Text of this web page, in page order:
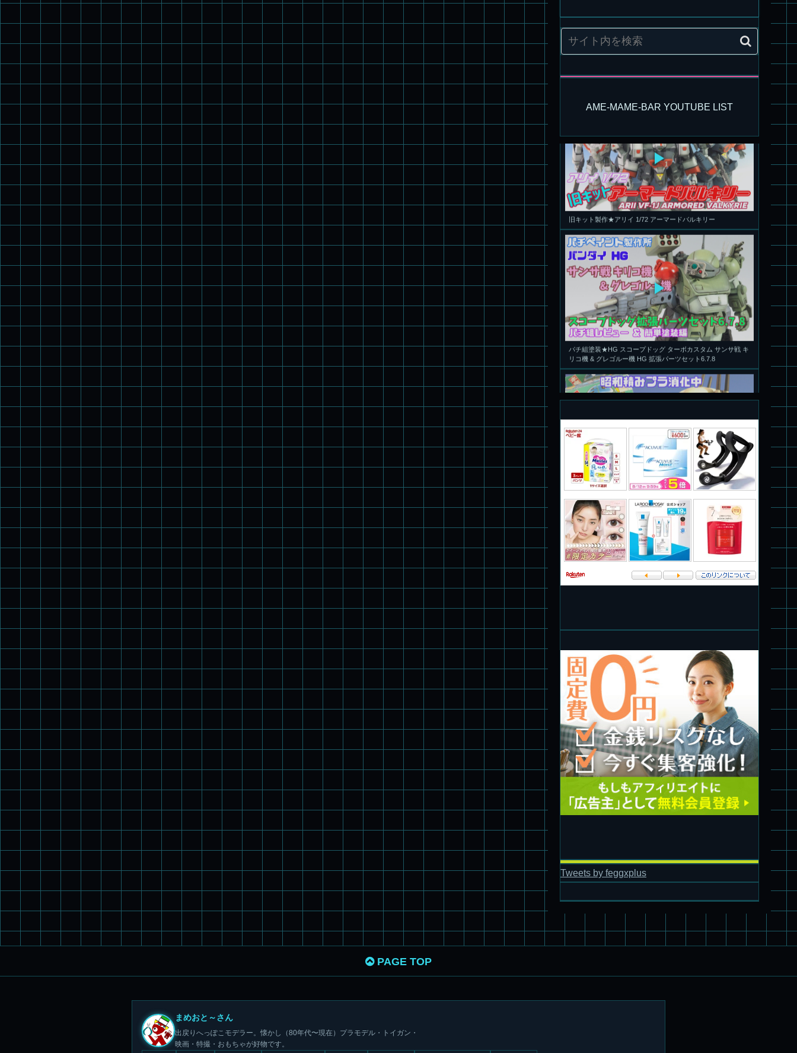
AME-MAME-BAR YOUTUBE LIST
パチ組塗装★モデロイド 1/60 イングラム リアクティブアーマ
旧キット製作★アリイ 1/72 アーマードバルキリー
パチ組塗装★HG スコープドッグ ターボカスタム サンサ戦 キ
リコ機 & グレゴルー機 HG 拡張パーツセット6.7.8
旧キット製作★本家SDマクロス バルキリーVF-1S
パチ組★WAVE 1/35 マーシィドッグ & ストライクドッグ
旧キット製作★アオシマ ロボダッチ モビルタマゴロー
ブルーティッシュドッグ &
Tweets by feggxplus
PAGE TOP
まめおと～さん
出戻りへっぽこモデラー。懐かし（80年代〜現在）プラモデル・トイガン・
映画・特撮・おもちゃが好物です。